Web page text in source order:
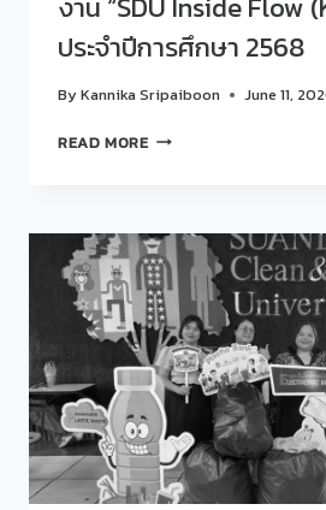
“FUTURE
FOOD:
อาหาร
ประจำปีการศึกษา 2568
ByKannika Sripaiboon June 11,
READ MOREสวน
ร่วม
แลก
เปลี่ยน
เรียน
รู้
ใน
งาน
“SDU
INSIDE
FLOW
(KM
DAY)”